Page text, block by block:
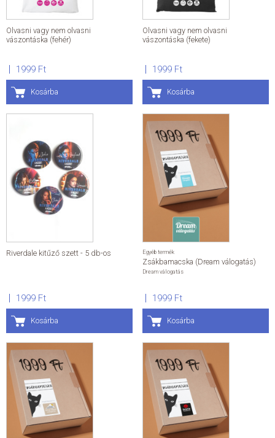
Olvasni vagy nem olvasni
vászontáska (fehér)
1999 Ft
Kosárba
Olvasni vagy nem olvasni
vászontáska (fekete)
1999 Ft
Kosárba
Riverdale kitűző szett - 5 db-os
1999 Ft
Kosárba
Egyéb termék
Zsákbamacska (Dream válogatás)
Dream válogatás
1999 Ft
Kosárba
ADATKEZELÉSI ÉS ADATVÉDELMI SZABÁLYZAT
KAPCSOLAT